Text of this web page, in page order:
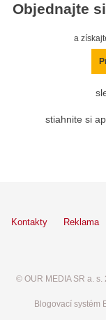
Objednajte
a
stiahnite si
Kontakty Reklama
© OUR MEDIA SR a.
Blogovací systém